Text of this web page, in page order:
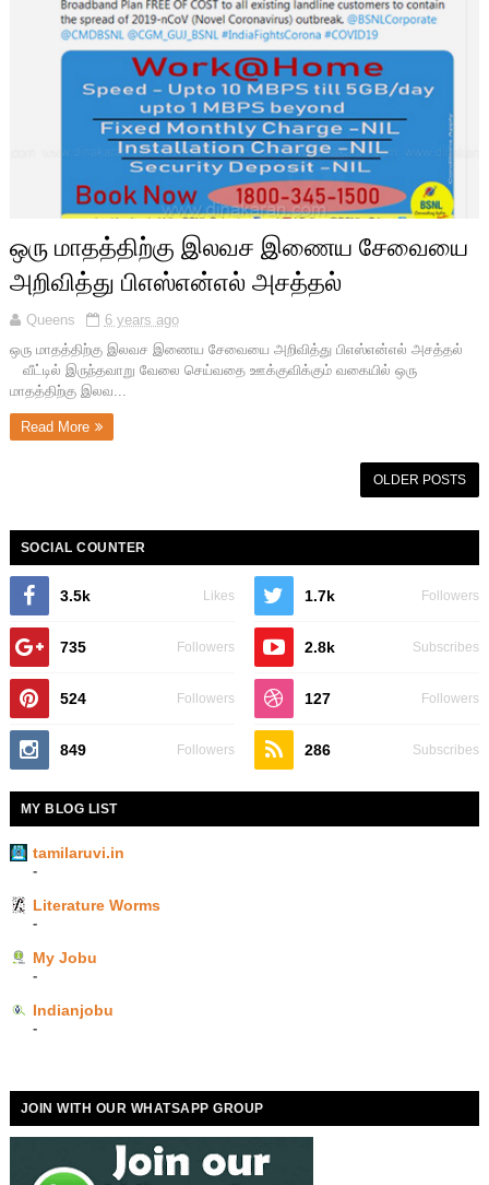
ஒரு மாதத்திற்கு இலவச இணைய சேவையை
அறிவித்து பிஎஸ்என்எல் அசத்தல்
Queens
6 years ago
ஒரு மாதத்திற்கு இலவச இணைய சேவையை அறிவித்து பிஎஸ்என்எல் அசத்தல்
வீட்டில் இருந்தவாறு வேலை செய்வதை ஊக்குவிக்கும் வகையில் ஒரு
மாதத்திற்கு இலவ...
Read More
OLDER POSTS
SOCIAL COUNTER
3.5k Likes 1.7k Followers
735 Followers 2.8k Subscribes
524 Followers 127 Followers
849 Followers 286 Subscribes
MY BLOG LIST
tamilaruvi.in
-
Literature Worms
-
My Jobu
-
Indianjobu
-
JOIN WITH OUR WHATSAPP GROUP